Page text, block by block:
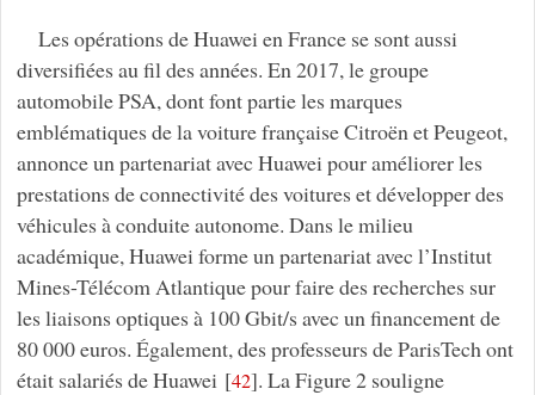
Les opérations de Huawei en France se sont aussi
diversifiées au fil des années. En 2017, le groupe
automobile PSA, dont font partie les marques
emblématiques de la voiture française Citroën et Peugeot,
annonce un partenariat avec Huawei pour améliorer les
prestations de connectivité des voitures et développer des
véhicules à conduite autonome. Dans le milieu
académique, Huawei forme un partenariat avec l’Institut
Mines-Télécom Atlantique pour faire des recherches sur
les liaisons optiques à 100 Gbit/s avec un financement de
80 000 euros. Également, des professeurs de ParisTech ont
était salariés de Huawei [42]. La Figure 2 souligne